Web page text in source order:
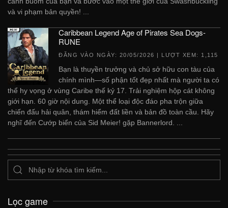
và vi phạm bản quyền! ...
Caribbean Legend Age of Pirates Sea Dogs-
RUNE
ĐĂNG VÀO NGÀY: 20/05/2026 | LƯỢT XEM: 1,115
Bạn là thuyền trưởng và chủ sở hữu con tàu của
chính mình—số phận tốt đẹp nhất mà người ta có
thể hy vọng ở vùng Caribe thế kỷ 17. Trải nghiệm hộp cát không
giới hạn. 60 giờ nội dung. Một thể loại độc đáo pha trộn giữa
chiến đấu hải quân, thám hiểm đất liền và bản đồ toàn cầu. Hãy
nghĩ đến Cướp biển của Sid Meier! gặp Bannerlord. ...
Lọc game